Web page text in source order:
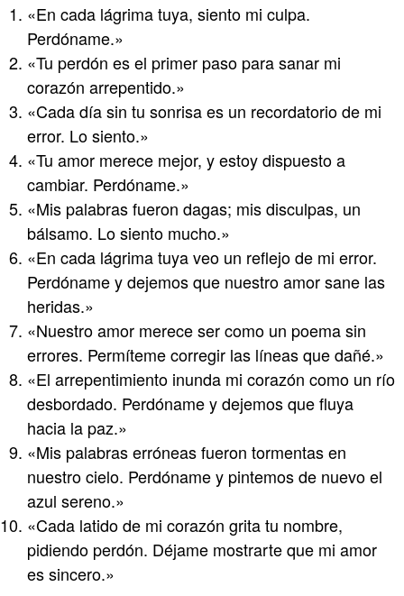
«En cada lágrima tuya, siento mi culpa.
Perdóname.»
«Tu perdón es el primer paso para sanar mi
corazón arrepentido.»
«Cada día sin tu sonrisa es un recordatorio de mi
error. Lo siento.»
«Tu amor merece mejor, y estoy dispuesto a
cambiar. Perdóname.»
«Mis palabras fueron dagas; mis disculpas, un
bálsamo. Lo siento mucho.»
«En cada lágrima tuya veo un reflejo de mi error.
Perdóname y dejemos que nuestro amor sane las
heridas.»
«Nuestro amor merece ser como un poema sin
errores. Permíteme corregir las líneas que dañé.»
«El arrepentimiento inunda mi corazón como un río
desbordado. Perdóname y dejemos que fluya
hacia la paz.»
«Mis palabras erróneas fueron tormentas en
nuestro cielo. Perdóname y pintemos de nuevo el
azul sereno.»
«Cada latido de mi corazón grita tu nombre,
pidiendo perdón. Déjame mostrarte que mi amor
es sincero.»